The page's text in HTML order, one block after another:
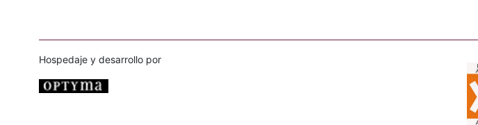
Hospedaje y desarrollo por